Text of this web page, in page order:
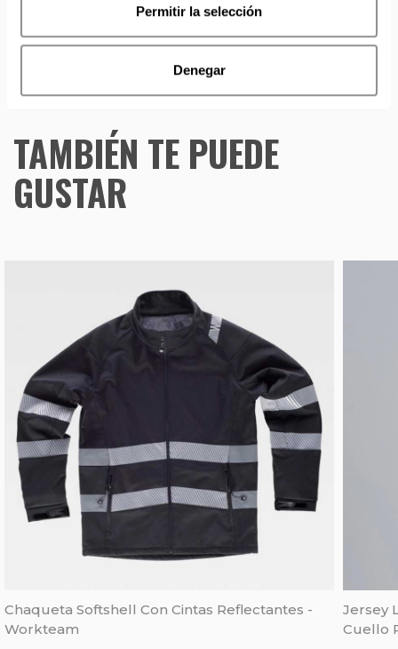
Permitir la selección
Denegar
partir de septiembre.
TAMBIÉN TE PUEDE
GUSTAR
Chaqueta Softshell Con Cintas Reflectantes -
Workteam
Jersey
Cuello